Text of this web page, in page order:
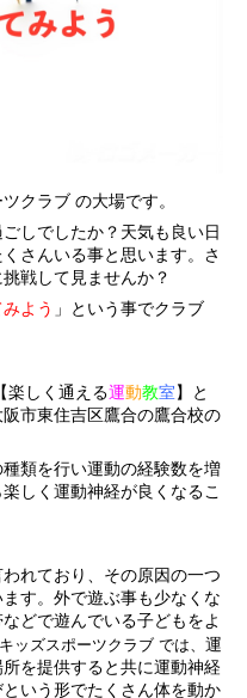
クラブ の大場です。
しでしたか？天気も良い日
さんいる事と思います。さ
戦して見ませんか？
よう 」という事でクラブ
楽しく通える運動教室】と
市東住吉区鷹合の鷹合校の
類を行い運動の経験数を増
しく運動神経が良くなるこ
れており、その原因の一つ
す。外で遊ぶ事も少なくな
どで遊んでいる子どもをよ
ッズスポーツクラブ では、 運
を提供すると共に運動神経
いう形でたくさん体を動か